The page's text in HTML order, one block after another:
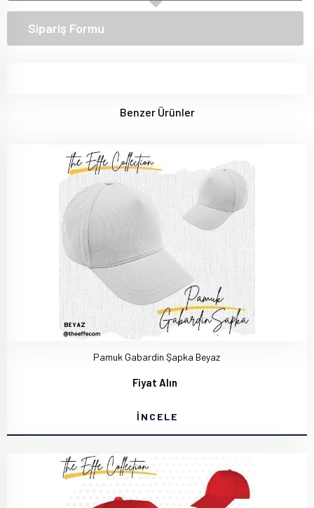
Sipariş Formu
Benzer Ürünler
Pamuk Gabardin Şapka Beyaz
Fiyat Alın
İNCELE